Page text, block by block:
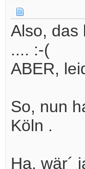
Also, das
.... :-(
ABER,
So, nun
Köln .
Ha, wär´